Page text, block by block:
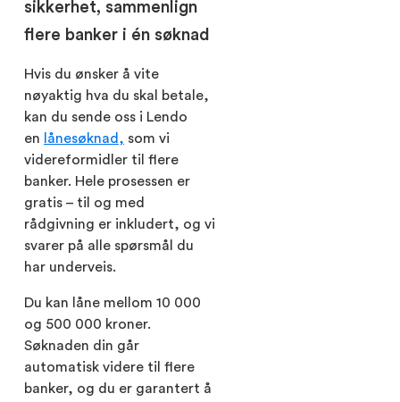
sikkerhet, sammenlign
flere banker i én søknad
Hvis du ønsker å vite
nøyaktig hva du skal betale,
kan du sende oss i Lendo
en
lånesøknad, som vi
videreformidler til flere
banker. Hele prosessen er
gratis – til og med
rådgivning er inkludert, og vi
svarer på alle spørsmål du
har underveis.
Du kan låne mellom 10 000
og 500 000 kroner.
Søknaden din går
automatisk videre til flere
banker, og du er garantert å